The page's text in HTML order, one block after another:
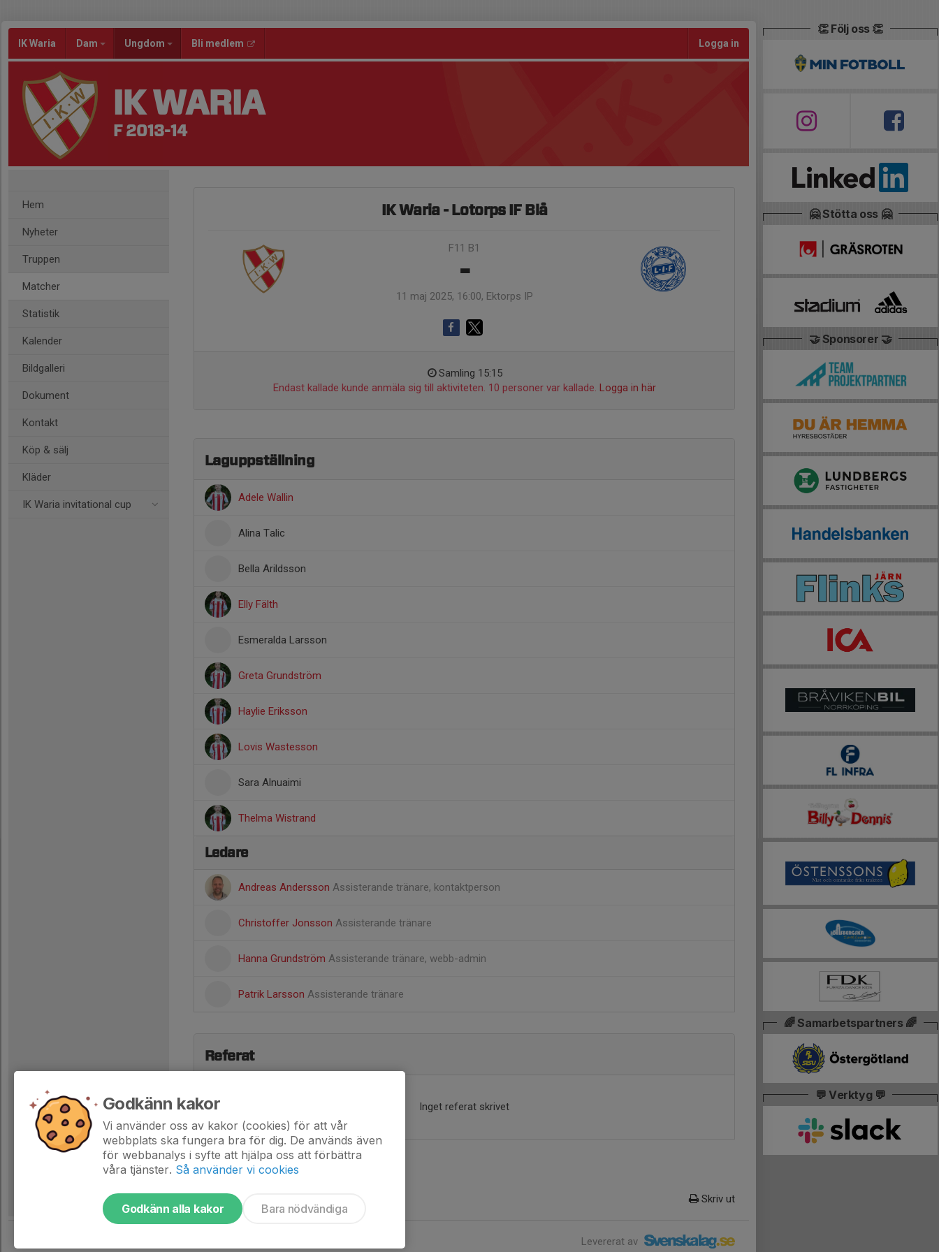
IK Waria Dam Ungdom Bli medlem Logga in
IK WARIA
F 2013-14
Hem
Nyheter
Truppen
Matcher
Statistik
Kalender
Bildgalleri
Dokument
Kontakt
Köp & sälj
Kläder
IK Waria invitational cup
IK Waria - Lotorps IF Blå
F11 B1
-
11 maj 2025, 16:00, Ektorps IP
Samling 15:15
Endast kallade kunde anmäla sig till aktiviteten. 10 personer var kallade. Logga in här
Laguppställning
Adele Wallin
Alina Talic
Bella Arildsson
Elly Fälth
Esmeralda Larsson
Greta Grundström
Haylie Eriksson
Lovis Wastesson
Sara Alnuaimi
Thelma Wistrand
Ledare
Andreas Andersson Assisterande tränare, kontaktperson
Christoffer Jonsson Assisterande tränare
Hanna Grundström Assisterande tränare, webb-admin
Patrik Larsson Assisterande tränare
Referat
Inget referat skrivet
Skriv ut
Levererat av
👏 Följ oss 👏
🤗 Stötta oss 🤗
🤝 Sponsorer 🤝
🌈 Samarbetspartners 🌈
💬 Verktyg 💬
Godkänn kakor
Vi använder oss av kakor (cookies) för att vår
webbplats ska fungera bra för dig. De används även
för webbanalys i syfte att hjälpa oss att förbättra
våra tjänster. Så använder vi cookies
Godkänn alla kakor Bara nödvändiga